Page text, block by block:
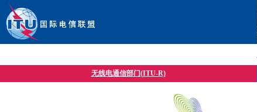
无线电通信部门(ITU-R)